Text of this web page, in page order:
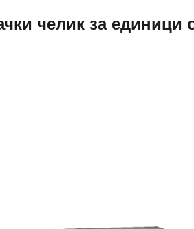
челик за единици